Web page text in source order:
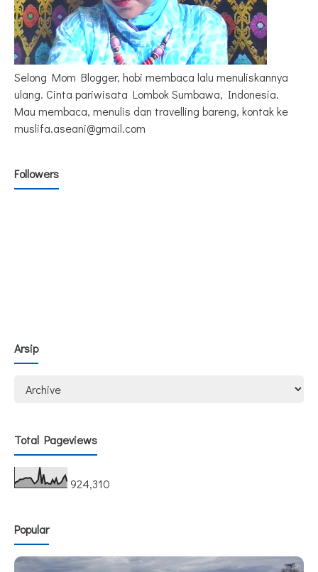
Selong Mom Blogger, hobi membaca lalu menuliskannya
ulang. Cinta pariwisata Lombok Sumbawa, Indonesia.
Mau membaca, menulis dan travelling bareng, kontak ke
muslifa.aseani@gmail.com
Followers
Arsip
Total Pageviews
924,310
Popular